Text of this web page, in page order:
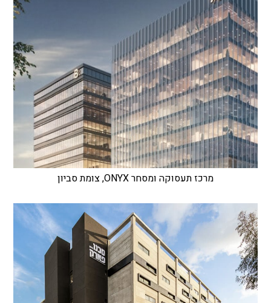
מרכז תעסוקה ומסחר ONYX, צומת סביון